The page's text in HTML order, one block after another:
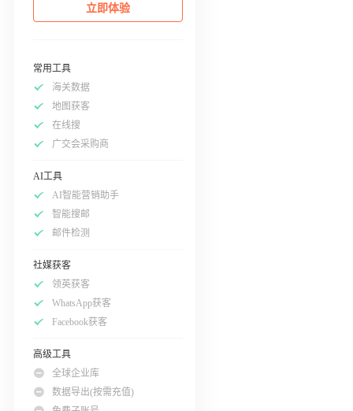
立即体验
常用工具
海关数据
地图获客
在线搜
广交会采购商
AI工具
AI智能营销助手
智能搜邮
邮件检测
社媒获客
领英获客
WhatsApp获客
Facebook获客
高级工具
全球企业库
数据导出(按需充值)